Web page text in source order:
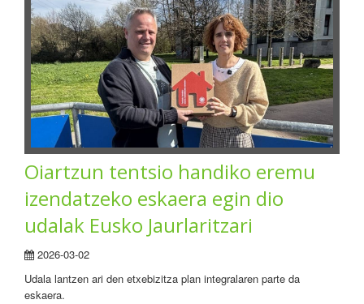
Oiartzun tentsio handiko eremu
izendatzeko eskaera egin dio
udalak Eusko Jaurlaritzari
2026-03-02
Udala lantzen ari den etxebizitza plan integralaren parte da
eskaera.